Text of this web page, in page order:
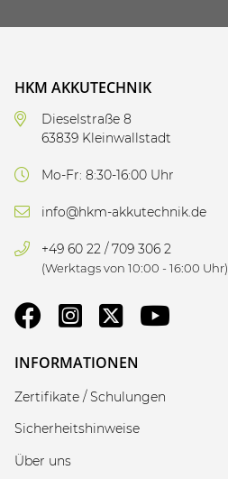
HKM AKKUTECHNIK
Dieselstraße 8
63839 Kleinwallstadt
Mo-Fr: 8:30-16:00 Uhr
info@hkm-akkutechnik.de
+49 60 22 / 709 306 2
(Werktags von 10:00 - 16:00 Uhr)
INFORMATIONEN
Zertifikate / Schulungen
Sicherheitshinweise
Über uns